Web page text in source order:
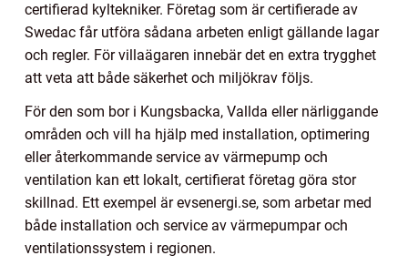
certifierad kyltekniker. Företag som är certifierade av
Swedac får utföra sådana arbeten enligt gällande lagar
och regler. För villaägaren innebär det en extra trygghet
att veta att både säkerhet och miljökrav följs.
För den som bor i Kungsbacka, Vallda eller närliggande
områden och vill ha hjälp med installation, optimering
eller återkommande service av värmepump och
ventilation kan ett lokalt, certifierat företag göra stor
skillnad. Ett exempel är evsenergi.se, som arbetar med
både installation och service av värmepumpar och
ventilationssystem i regionen.